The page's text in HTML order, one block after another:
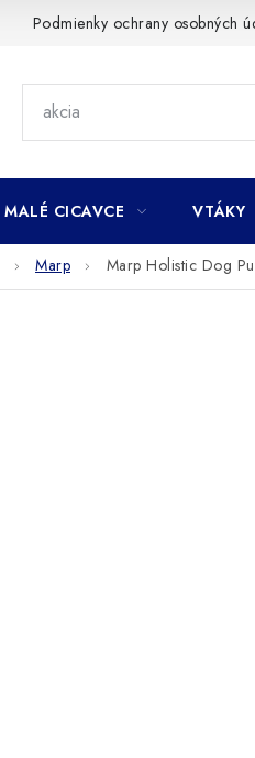
Podmienky ochrany osobných
MALÉ CICAVCE VTÁKY
Marp Marp Holistic Dog